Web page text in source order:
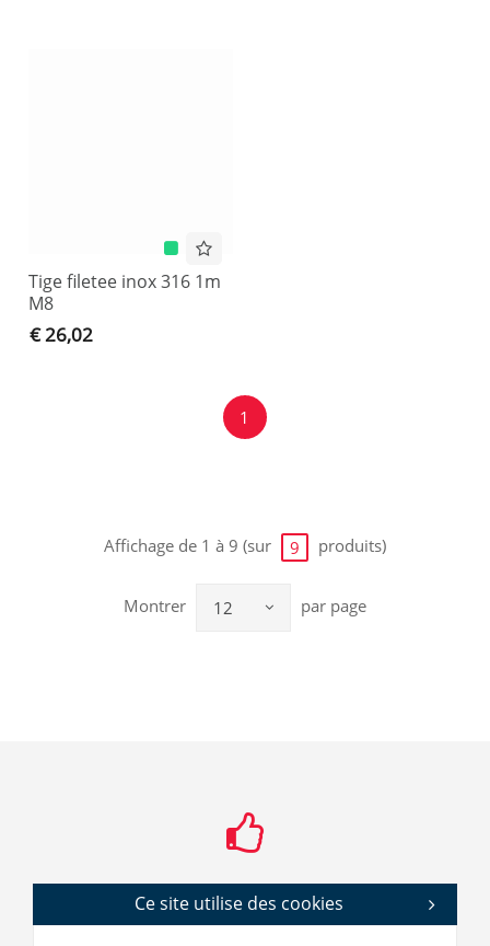
Tige filetee inox 316 1m
M8
€ 26,02
1
Affichage de 1 à 9 (sur 9 produits)
Montrer 12 par page
Ce site utilise des cookies